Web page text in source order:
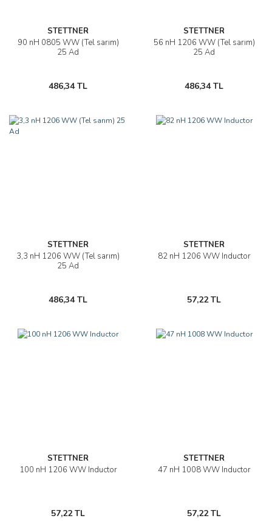
STETTNER
90 nH 0805 WW (Tel sarım)
25 Ad
486,34 TL
STETTNER
56 nH 1206 WW (Tel sarım)
25 Ad
486,34 TL
STETTNER
3,3 nH 1206 WW (Tel sarım)
25 Ad
486,34 TL
STETTNER
82 nH 1206 WW Inductor
57,22 TL
STETTNER
100 nH 1206 WW Inductor
57,22 TL
STETTNER
47 nH 1008 WW Inductor
57,22 TL